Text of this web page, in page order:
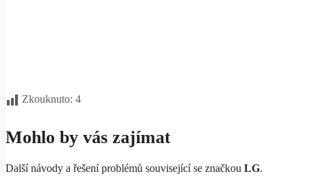
Zkouknuto: 4
Mohlo by vás zajímat
Další návody a řešení problémů související se značkou LG.